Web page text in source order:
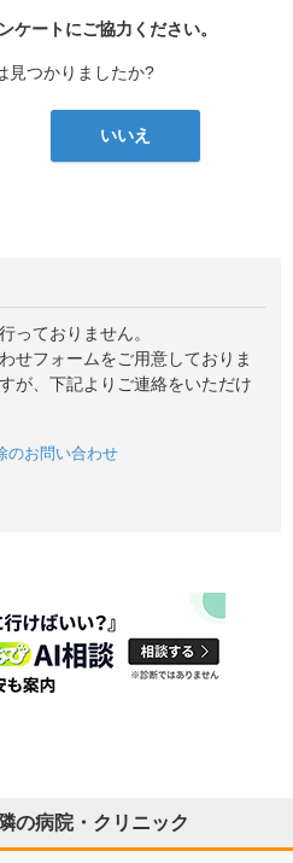
ケートにご協力ください。
見つかりましたか?
いいえ
っておりません。
せフォームをご用意しておりま
が、下記よりご連絡をいただけ
のお問い合わせ
の病院・クリニック